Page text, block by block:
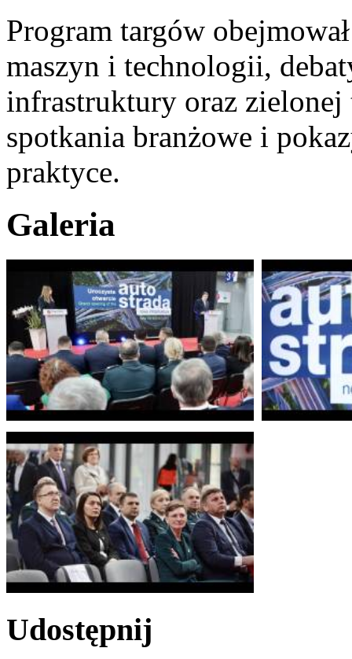
Program targów
maszyn i technologii,
infrastruktury oraz
spotkania branżowe i
praktyce.
Galeria
Udostępnij